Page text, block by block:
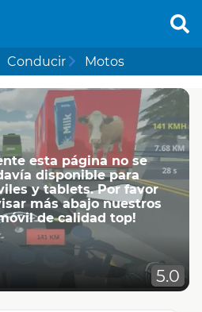
Conducir Motos
esta página no se
disponible para
y tablets. Por favor
más abajo nuestros
de calidad top!
5.0